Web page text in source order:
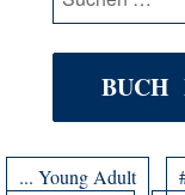
nach:
BUCH
... Young Adult